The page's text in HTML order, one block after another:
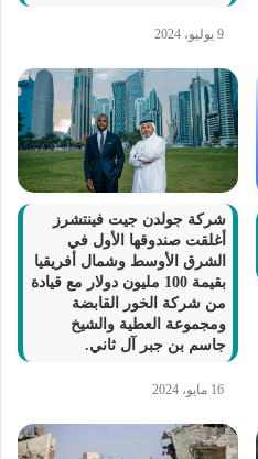
9 يوليو، 2024
شركة جولدن جيت فينتشرز
أغلقت صندوقها الأول في
الشرق الأوسط وشمال أفريقيا
بقيمة 100 مليون دولار مع قيادة
من شركة الخور القابضة
ومجموعة العطية والشيخ
جاسم بن جبر آل ثاني.
16 مايو، 2024